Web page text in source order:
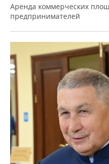
Аренда коммерческих
предпринимателей